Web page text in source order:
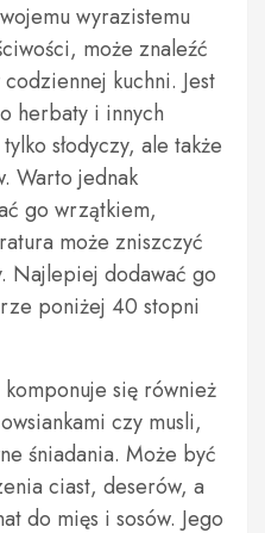
wyrazistemu
może znaleźć
kuchni. Jest
herbaty i innych
słodyczy, ale także
Warto jednak
go wrzątkiem,
może zniszczyć
Najlepiej dodawać go
poniżej 40 stopni
się również
czy musli,
śniadania. Może być
ciast, deserów, a
do mięs i sosów. Jego